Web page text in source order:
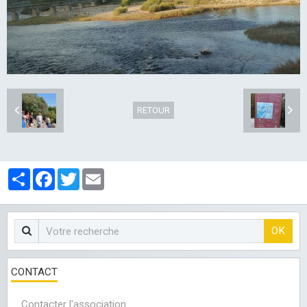
RETOUR
PartagerFacebook
Twitter
OK
CONTACT
Contacter l'association